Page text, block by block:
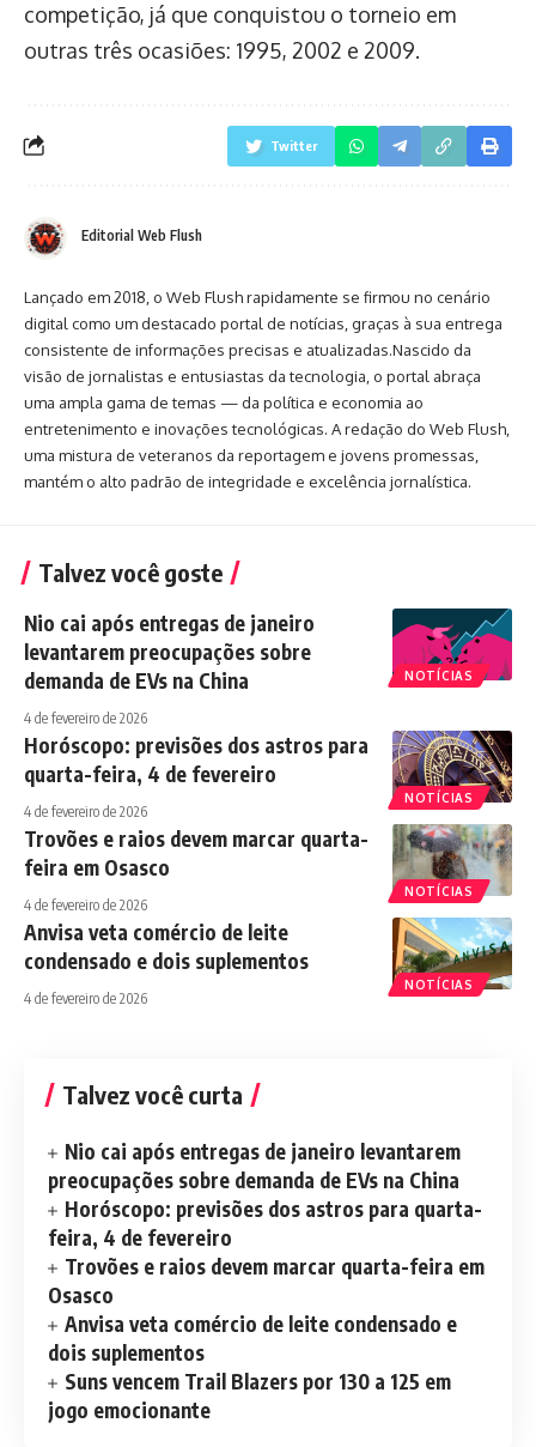
competição, já que conquistou o torneio em
outras três ocasiões: 1995, 2002 e 2009.
Twitter
Editorial Web Flush
Lançado em 2018, o Web Flush rapidamente se firmou no cenário
digital como um destacado portal de notícias, graças à sua entrega
consistente de informações precisas e atualizadas.Nascido da
visão de jornalistas e entusiastas da tecnologia, o portal abraça
uma ampla gama de temas — da política e economia ao
entretenimento e inovações tecnológicas. A redação do Web Flush,
uma mistura de veteranos da reportagem e jovens promessas,
mantém o alto padrão de integridade e excelência jornalística.
Talvez você goste
NOTÍCIAS
Nio cai após entregas de janeiro
levantarem preocupações sobre
demanda de EVs na China
4 de fevereiro de 2026
NOTÍCIAS
Horóscopo: previsões dos astros para
quarta-feira, 4 de fevereiro
4 de fevereiro de 2026
NOTÍCIAS
Trovões e raios devem marcar quarta-
feira em Osasco
4 de fevereiro de 2026
NOTÍCIAS
Anvisa veta comércio de leite
condensado e dois suplementos
4 de fevereiro de 2026
Talvez você curta
Nio cai após entregas de janeiro levantarem
preocupações sobre demanda de EVs na China
Horóscopo: previsões dos astros para quarta-
feira, 4 de fevereiro
Trovões e raios devem marcar quarta-feira em
Osasco
Anvisa veta comércio de leite condensado e
dois suplementos
Suns vencem Trail Blazers por 130 a 125 em
jogo emocionante